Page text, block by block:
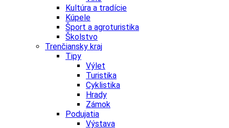
Kultúra a tradície
Kúpele
Šport a agroturistika
Školstvo
Trenčiansky kraj
Tipy
Výlet
Turistika
Cyklistika
Hrady
Zámok
Podujatia
Výstava